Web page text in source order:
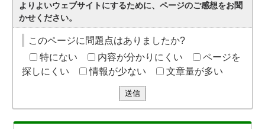
よりよいウェブサイトにするために、ページのご感想をお聞
かせください。
このページに問題点はありましたか?
特にない
内容が分かりにくい
ページを
探しにくい
情報が少ない 文章量が多い
送信